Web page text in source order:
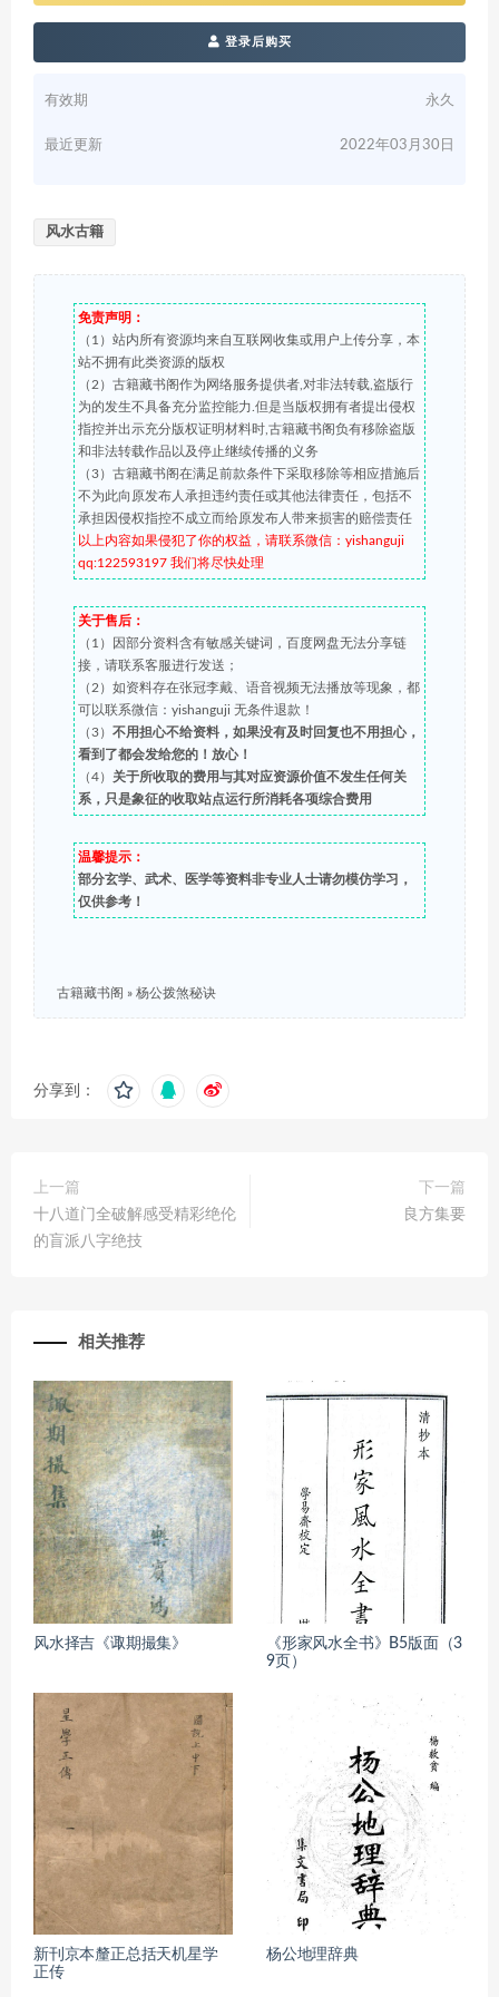
登录后购买
有效期 永久
最近更新 2022年03月30日
风水古籍
免责声明：
（1）站内所有资源均来自互联网收集或用户上传分享，本
站不拥有此类资源的版权
（2）古籍藏书阁作为网络服务提供者,对非法转载,盗版行
为的发生不具备充分监控能力.但是当版权拥有者提出侵权
指控并出示充分版权证明材料时,古籍藏书阁负有移除盗版
和非法转载作品以及停止继续传播的义务
（3）古籍藏书阁在满足前款条件下采取移除等相应措施后
不为此向原发布人承担违约责任或其他法律责任，包括不
承担因侵权指控不成立而给原发布人带来损害的赔偿责任
以上内容如果侵犯了你的权益，请联系微信：yishanguji
qq:122593197 我们将尽快处理
关于售后：
（1）因部分资料含有敏感关键词，百度网盘无法分享链
接，请联系客服进行发送；
（2）如资料存在张冠李戴、语音视频无法播放等现象，都
可以联系微信：yishanguji 无条件退款！
（3） 不用担心不给资料，如果没有及时回复也不用担心，
看到了都会发给您的！放心！
（4） 关于所收取的费用与其对应资源价值不发生任何关
系，只是象征的收取站点运行所消耗各项综合费用
温馨提示：
部分玄学、武术、医学等资料非专业人士请勿模仿学习，
仅供参考！
古籍藏书阁 » 杨公拨煞秘诀
分享到：
上一篇
十八道门全破解感受精彩绝伦
的盲派八字绝技
下一篇
良方集要
相关推荐
风水择吉《诹期撮集》
《形家风水全书》B5版面（3
9页）
新刊京本釐正总括天机星学
正传
杨公地理辞典